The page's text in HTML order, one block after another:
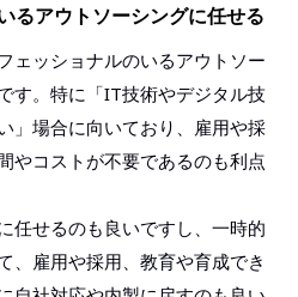
るアウトソーシングに任せる
ェッショナルのいるアウトソー
す。特に「IT技術やデジタル技
」場合に向いており、雇用や採
やコストが不要であるのも利点
任せるのも良いですし、一時的
、雇用や採用、教育や育成でき